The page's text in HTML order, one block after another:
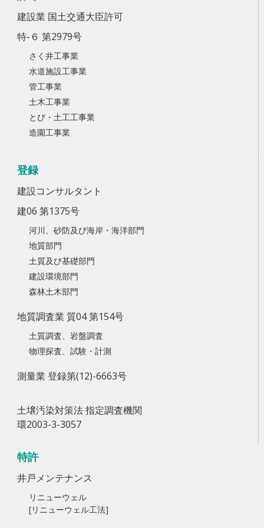
建設業 国土交通大臣許可
特-６ 第2979号
さく井工事業
水道施設工事業
管工事業
土木工事業
とび・土工工事業
造園工事業
登録
建設コンサルタント
建06 第1375号
河川、砂防及び海岸・海洋部門
地質部門
土質及び基礎部門
建設環境部門
森林土木部門
地質調査業 質04 第154号
土質調査、岩盤調査
物理探査、試験・計測
測量業 登録第(12)-6663号
土壌汚染対策法 指定調査機関
環2003-3-3057
特許
井戸メンテナンス
リニューウェル
[リニューウェル工法]